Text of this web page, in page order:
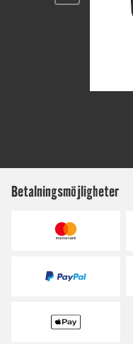
Betalningsmöjligheter